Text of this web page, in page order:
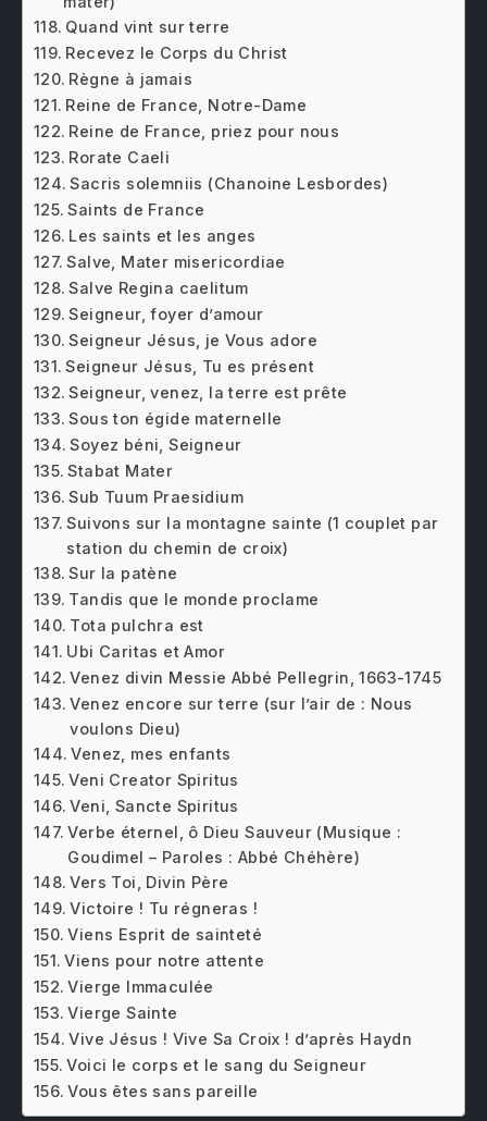
Quand vint sur terre
Recevez le Corps du Christ
Règne à jamais
Reine de France, Notre-Dame
Reine de France, priez pour nous
Rorate Caeli
Sacris solemniis (Chanoine Lesbordes)
Saints de France
Les saints et les anges
Salve, Mater misericordiae
Salve Regina caelitum
Seigneur, foyer d’amour
Seigneur Jésus, je Vous adore
Seigneur Jésus, Tu es présent
Seigneur, venez, la terre est prête
Sous ton égide maternelle
Soyez béni, Seigneur
Stabat Mater
Sub Tuum Praesidium
Suivons sur la montagne sainte (1 couplet par
station du chemin de croix)
Sur la patène
Tandis que le monde proclame
Tota pulchra est
Ubi Caritas et Amor
Venez divin Messie Abbé Pellegrin, 1663-1745
Venez encore sur terre (sur l’air de : Nous
voulons Dieu)
Venez, mes enfants
Veni Creator Spiritus
Veni, Sancte Spiritus
Verbe éternel, ô Dieu Sauveur (Musique :
Goudimel – Paroles : Abbé Chéhère)
Vers Toi, Divin Père
Victoire ! Tu régneras !
Viens Esprit de sainteté
Viens pour notre attente
Vierge Immaculée
Vierge Sainte
Vive Jésus ! Vive Sa Croix ! d’après Haydn
Voici le corps et le sang du Seigneur
Vous êtes sans pareille